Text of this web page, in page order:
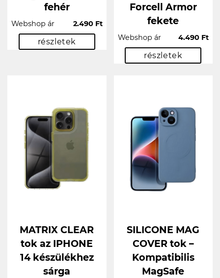
fehér
Webshop ár 2.490 Ft
részletek
Forcell Armor
fekete
Webshop ár 4.490 Ft
részletek
MATRIX CLEAR
tok az IPHONE
14 készülékhez
sárga
SILICONE MAG
COVER tok –
Kompatibilis
MagSafe